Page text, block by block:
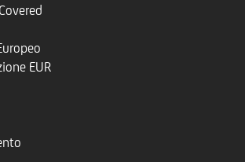
Covered
EUR